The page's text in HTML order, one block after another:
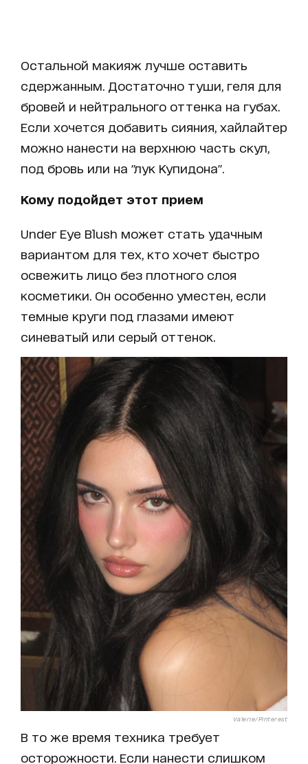
Остальной макияж лучше оставить
сдержанным. Достаточно туши, геля для
бровей и нейтрального оттенка на губах.
Если хочется добавить сияния, хайлайтер
можно нанести на верхнюю часть скул,
под бровь или на "лук Купидона".
Кому подойдет этот прием
Under Eye Blush может стать удачным
вариантом для тех, кто хочет быстро
освежить лицо без плотного слоя
косметики. Он особенно уместен, если
темные круги под глазами имеют
синеватый или серый оттенок.
Valerie/Pinterest
В то же время техника требует
осторожности. Если нанести слишком